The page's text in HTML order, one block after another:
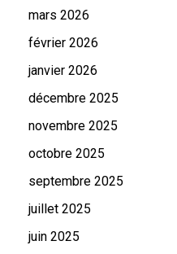
mars 2026
février 2026
janvier 2026
décembre 2025
novembre 2025
octobre 2025
septembre 2025
juillet 2025
juin 2025